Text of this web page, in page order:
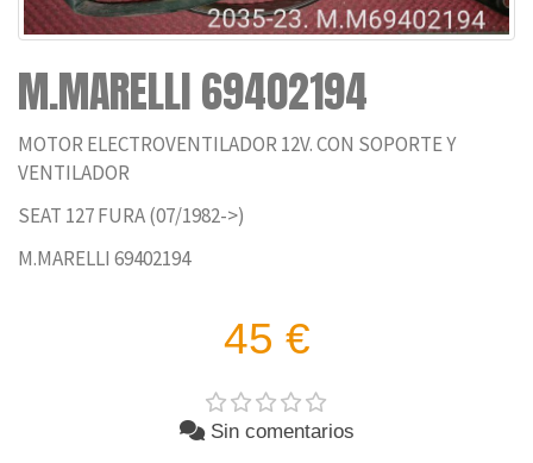
M.MARELLI 69402194
MOTOR ELECTROVENTILADOR 12V. CON SOPORTE Y
VENTILADOR
SEAT 127 FURA (07/1982->)
M.MARELLI 69402194
45 €
Sin comentarios